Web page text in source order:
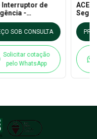
Interruptor de
-
por Cabo
SOB CONSULTA
Solicitar cotação
pelo WhatsApp
ACE -